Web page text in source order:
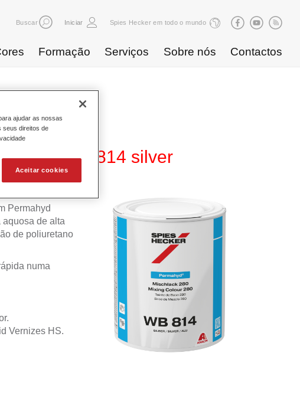
Buscar Iniciar Spies Hecker em todo o mundo
Formação Serviços Sobre nós Contactos
280 WB 814 silver
Permahyd
de alta
de poliuretano
numa
Vernizes HS.
ajudar as nossas
seus direitos de
Aceitar cookies